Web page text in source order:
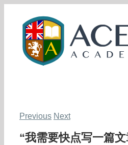
content
Previous Next
“我需要快点写一篇